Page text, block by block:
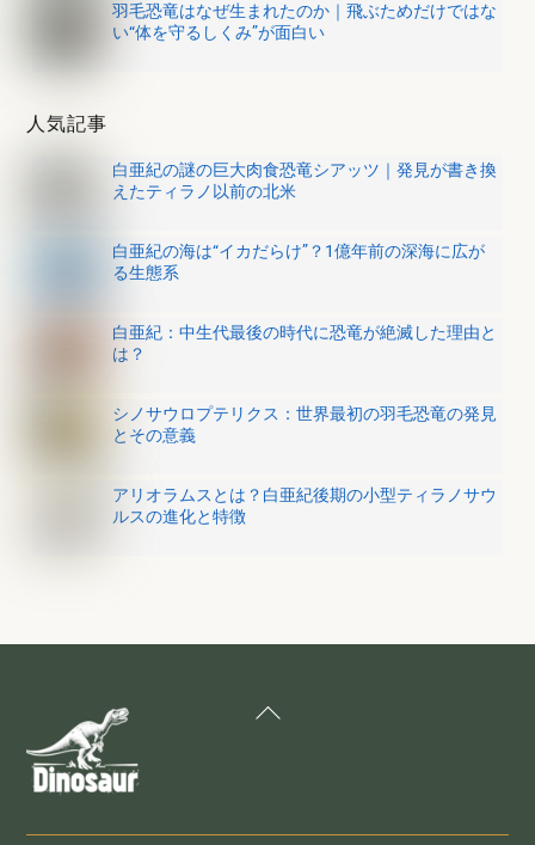
羽毛恐竜はなぜ生まれたのか｜飛ぶためだけではな
い“体を守るしくみ”が面白い
人気記事
白亜紀の謎の巨大肉食恐竜シアッツ｜発見が書き換
えたティラノ以前の北米
白亜紀の海は“イカだらけ”？1億年前の深海に広が
る生態系
白亜紀：中生代最後の時代に恐竜が絶滅した理由と
は？
シノサウロプテリクス：世界最初の羽毛恐竜の発見
とその意義
アリオラムスとは？白亜紀後期の小型ティラノサウ
ルスの進化と特徴
To